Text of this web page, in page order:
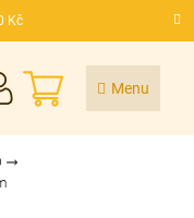
Kč
NÁKUPNÍ
KOŠÍK